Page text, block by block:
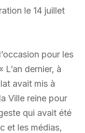
le 14 juillet
pour les
L’an dernier, à
avait mis à
Ville reine pour
qui avait été
et les médias,